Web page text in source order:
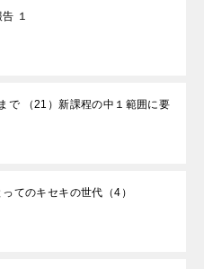
１
で （21）新課程の中１範囲に要
てのキセキの世代（4）